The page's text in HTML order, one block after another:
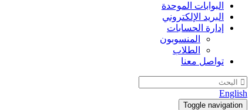
البوابات الموحدة
البريد الإلكتروني
إدارة الحسابات
المنسوبون
الطلاب
تواصل معنا
English
Toggle navigation